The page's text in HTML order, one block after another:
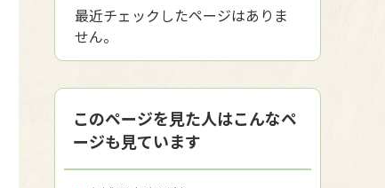
最近チェックしたページはありま
せん。
このページを見た人はこんなペ
ージも見ています